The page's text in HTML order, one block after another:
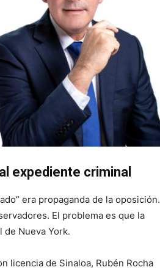
expediente criminal
era propaganda de la oposición.
El problema es que la
Nueva York.
licencia de Sinaloa, Rubén Rocha